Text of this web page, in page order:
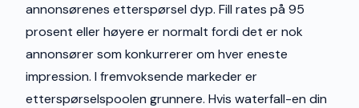
annonsørenes etterspørsel dyp. Fill rates på 95
prosent eller høyere er normalt fordi det er nok
annonsører som konkurrerer om hver eneste
impression. I fremvoksende markeder er
etterspørselspoolen grunnere. Hvis waterfall-en din